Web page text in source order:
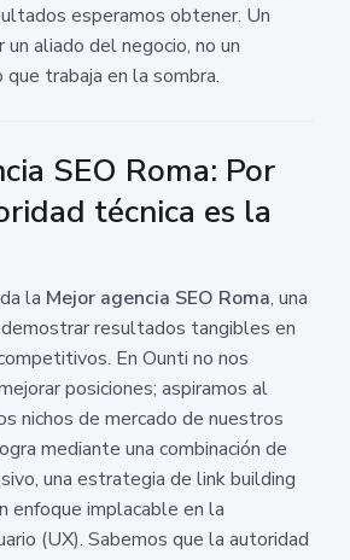
esperamos obtener. Un
aliado del negocio, no un
trabaja en la sombra.
SEO Roma: Por
técnica es la
la Mejor agencia SEO Roma, una
resultados tangibles en
En Ounti no nos
posiciones; aspiramos al
nichos de mercado de nuestros
mediante una combinación de
una estrategia de link building
enfoque implacable en la
(UX). Sabemos que la autoridad